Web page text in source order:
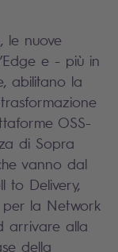
, le nuove
e - più in
abilitano la
OSS-
di Sopra
vanno dal
to Delivery,
per la Network
arrivare alla
della